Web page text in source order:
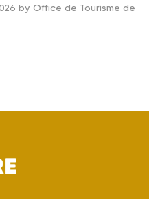
by Office de Tourisme de